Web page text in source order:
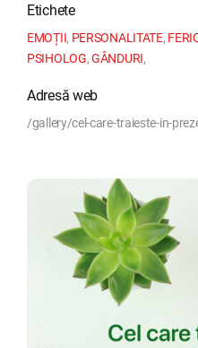
Etichete
EMOȚII, PERSONALITATE,
PSIHOLOG,GÂNDURI,
Adresă web
/gallery/cel-care-traieste-in-